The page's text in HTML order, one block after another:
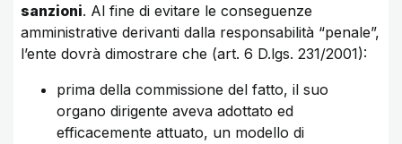
sanzioni. Al fine di evitare le conseguenze
amministrative derivanti dalla responsabilità “penale”,
l’ente dovrà dimostrare che (art. 6 D.lgs. 231/2001):
prima della commissione del fatto, il suo
organo dirigente aveva adottato ed
efficacemente attuato, un modello di